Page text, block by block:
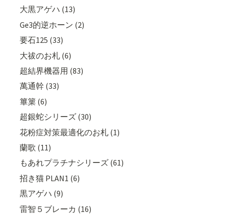
大黒アゲハ (13)
Ge3的逆ホーン (2)
要石125 (33)
大祓のお札 (6)
超結界機器用 (83)
萬通幹 (33)
篳篥 (6)
超銀蛇シリーズ (30)
花粉症対策最適化のお札 (1)
蘭歌 (11)
もあれプラチナシリーズ (61)
招き猫 PLAN1 (6)
黒アゲハ (9)
雷智５ブレーカ (16)